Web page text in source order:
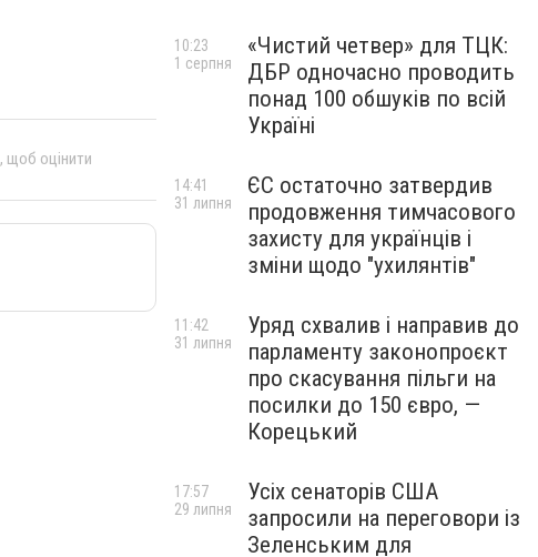
, щоб оцінити
«Чистий четвер» для ТЦК:
ДБР одночасно проводить
понад 100 обшуків по всій
Україні
10:23
1 серпня
ЄС остаточно затвердив
продовження тимчасового
захисту для українців і
зміни щодо "ухилянтів"
14:41
31 липня
Уряд схвалив і направив до
парламенту законопроєкт
про скасування пільги на
посилки до 150 євро, —
Корецький
11:42
31 липня
Усіх сенаторів США
запросили на переговори із
Зеленським для
17:57
29 липня